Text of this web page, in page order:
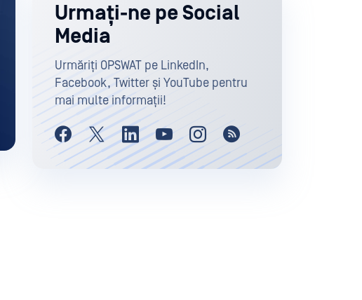
Urmați-ne pe Social
Media
Urmăriți OPSWAT pe LinkedIn,
Facebook, Twitter și YouTube pentru
mai multe informații!